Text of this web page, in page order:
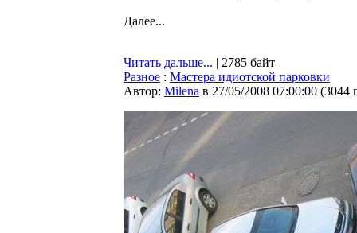
Далее...
Читать дальше... | 2785 байт
Разное : Мастера идиотской парковки
Автор: Milena в 27/05/2008 07:00:00 (3044